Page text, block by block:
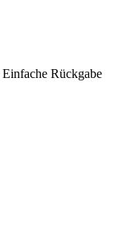
Einfache Rückgabe